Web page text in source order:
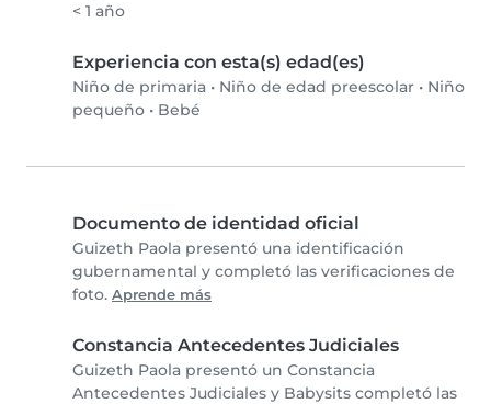
< 1 año
Experiencia con esta(s) edad(es)
Niño de primaria • Niño de edad preescolar • Niño
pequeño • Bebé
Documento de identidad oficial
Guizeth Paola presentó una identificación
gubernamental y completó las verificaciones de
foto. Aprende más
Constancia Antecedentes Judiciales
Guizeth Paola presentó un Constancia
Antecedentes Judiciales y Babysits completó las